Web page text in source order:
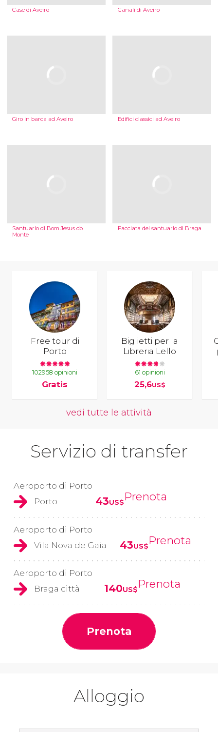
Case di Aveiro Canali di Aveiro
Giro in barca ad Aveiro Edifici classici ad Aveiro
Santuario di Bom Jesus do
Monte
Facciata del santuario di Braga
Free tour di
Porto
102958 opinioni
Gratis
Biglietti per la
Libreria Lello
61 opinioni
25,6US$
vedi tutte le attività
Servizio di transfer
Aeroporto di Porto
Porto
43US$Prenota
Aeroporto di Porto
Vila Nova de Gaia
43US$Prenota
Aeroporto di Porto
Braga città
140US$Prenota
Prenota
Alloggio